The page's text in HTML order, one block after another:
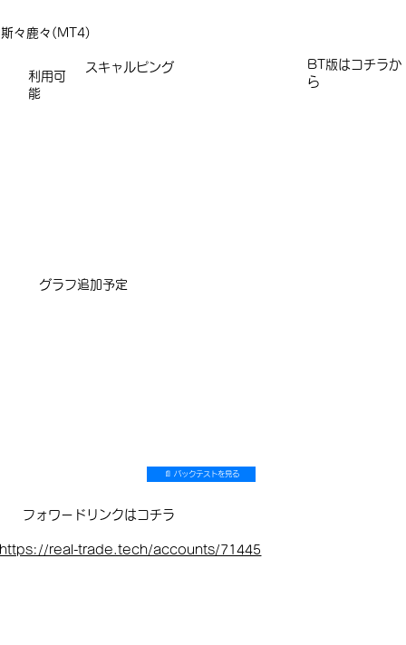
フォワードリンクはコチラ
https://real-trade.tech/accounts/71445
スキャルピング
​​​BT版はコチラか
ら
利用可
能
📄 バックテストを見る
斯々鹿々(MT4)
​グラフ追加予定